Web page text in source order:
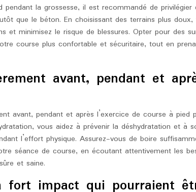
la grossesse, il est recommandé de privilégier
que le béton. En choisissant des terrains plus doux,
et minimisez le risque de blessures. Opter pour des
course plus confortable et sécuritaire, tout en
avant, pendant et
avant, pendant et après l’exercice de course à pied
vous aidez à prévenir la déshydratation et à
l’effort physique. Assurez-vous de boire
séance de course, en écoutant attentivement les
et saine.
fort impact qui pourraient